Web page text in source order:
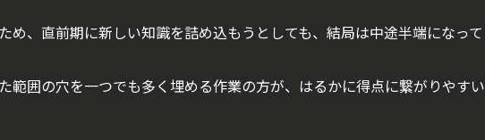
め、直前期に新しい知識を詰め込もうとしても、結局は中途半端になって
範囲の穴を一つでも多く埋める作業の方が、はるかに得点に繋がりやすい